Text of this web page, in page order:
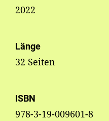
2022
Länge
32 Seiten
ISBN
978-3-19-009601-8